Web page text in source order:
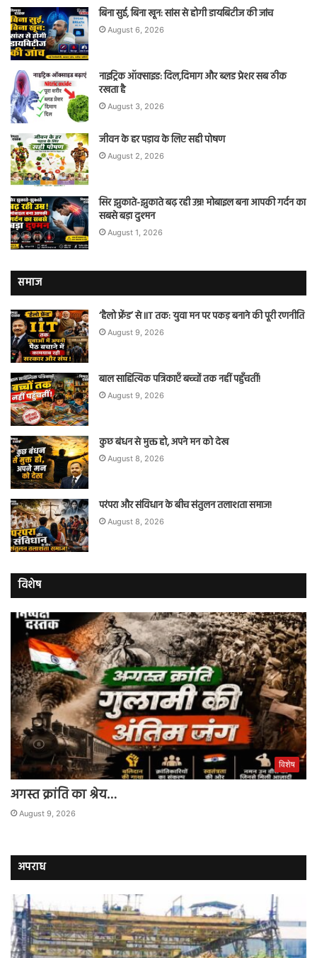
बिना सुई, बिना खून: सांस से होगी डायबिटीज की जांच
August 6, 2026
नाइट्रिक ऑक्साइड: दिल,दिमाग और ब्लड प्रेशर सब ठीक
रखता है
August 3, 2026
जीवन के हर पड़ाव के लिए सही पोषण
August 2, 2026
सिर झुकाते-झुकाते बढ़ रही उम्र! मोबाइल बना आपकी गर्दन का
सबसे बड़ा दुश्मन
August 1, 2026
समाज
‘हैलो फ्रेंड’ से IIT तक: युवा मन पर पकड़ बनाने की पूरी रणनीति
August 9, 2026
बाल साहित्यिक पत्रिकाएँ बच्चों तक नहीं पहुँचतीं!
August 9, 2026
कुछ बंधन से मुक्त हो, अपने मन को देख
August 8, 2026
परंपरा और संविधान के बीच संतुलन तलाशता समाज!
August 8, 2026
विशेष
विशेष
अगस्त क्रांति का श्रेय…
August 9, 2026
अपराध